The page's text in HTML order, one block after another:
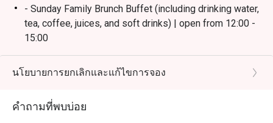
・เหมาะสำหรับนักท่องเที่ยวที่มองหาบุฟเฟ่ต์คุณภาพ พร้อม
วิวริมแม่น้ำ และตั้งอยู่ใกล้ไอคอนสยาม เดินทางสะดวก
เพียงเลือกเวลาที่ต้องการเพื่อรับส่วนลดค่าอาหารตามช่วง
- Sunday Family Brunch Buffet (including drinking water,
tea, coffee, juices, and soft drinks) | open from 12:00 -
15:00
- Friday & Saturday Dinner Buffet(including drinking
water, tea, coffee, juices, and soft drinks) | open from
- Monday - Thursday: A La Carte menu start 12.00-9.30
นโยบายการยกเลิกและแก้ไขการจอง
คำถามที่พบบ่อย